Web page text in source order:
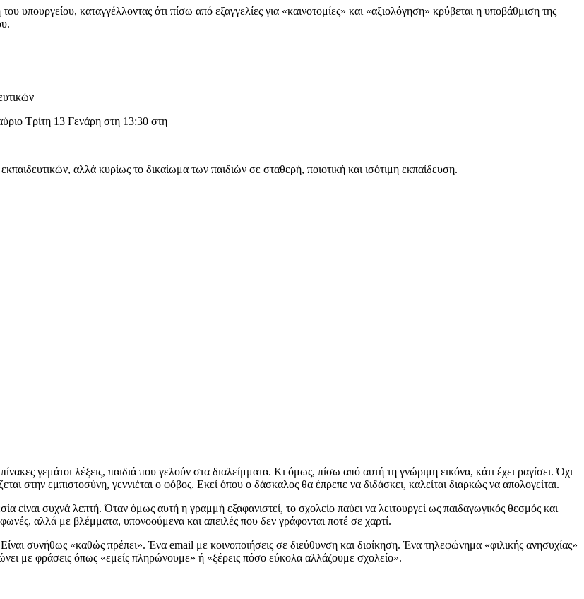
υπουργείου, καταγγέλλοντας ότι πίσω από εξαγγελίες για «καινοτομίες» και «αξιολόγηση» κρύβεται η υποβάθμιση της
Τρίτη 13 Γενάρη στη 13:30 στη
αλλά κυρίως το δικαίωμα των παιδιών σε σταθερή, ποιοτική και ισότιμη εκπαίδευση.
γεμάτοι λέξεις, παιδιά που γελούν στα διαλείμματα. Κι όμως, πίσω από αυτή τη γνώριμη εικόνα, κάτι έχει ραγίσει. Όχι
στην εμπιστοσύνη, γεννιέται ο φόβος. Εκεί όπου ο δάσκαλος θα έπρεπε να διδάσκει, καλείται διαρκώς να απολογείται.
είναι συχνά λεπτή. Όταν όμως αυτή η γραμμή εξαφανιστεί, το σχολείο παύει να λειτουργεί ως παιδαγωγικός θεσμός και
αλλά με βλέμματα, υπονοούμενα και απειλές που δεν γράφονται ποτέ σε χαρτί.
συνήθως «καθώς πρέπει». Ένα email με κοινοποιήσεις σε διεύθυνση και διοίκηση. Ένα τηλεφώνημα «φιλικής ανησυχίας»
με φράσεις όπως «εμείς πληρώνουμε» ή «ξέρεις πόσο εύκολα αλλάζουμε σχολείο».